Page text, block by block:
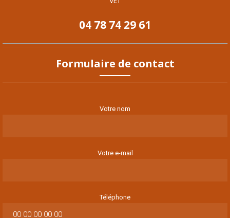
04 78 74 29 61
Formulaire de contact
Votre nom
Votre e-mail
Téléphone